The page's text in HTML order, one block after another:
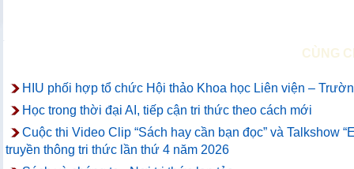
CÙNG
HIU phối hợp tổ chức Hội thảo Khoa học Liên viện –
Học trong thời đại AI, tiếp cận tri thức theo cách mới
Cuộc thi Video Clip “Sách hay cần bạn đọc” và Talkshow
truyền thông tri thức lần thứ 4 năm 2026